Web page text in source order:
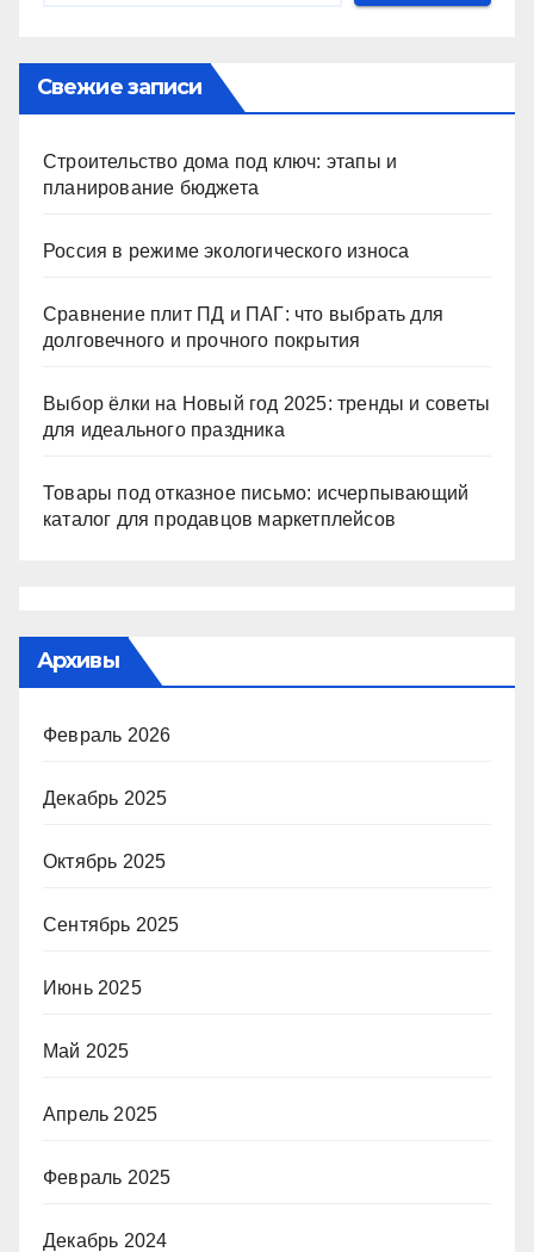
Свежие записи
Строительство дома под ключ: этапы и
планирование бюджета
Россия в режиме экологического износа
Сравнение плит ПД и ПАГ: что выбрать для
долговечного и прочного покрытия
Выбор ёлки на Новый год 2025: тренды и советы
для идеального праздника
Товары под отказное письмо: исчерпывающий
каталог для продавцов маркетплейсов
Архивы
Февраль 2026
Декабрь 2025
Октябрь 2025
Сентябрь 2025
Июнь 2025
Май 2025
Апрель 2025
Февраль 2025
Декабрь 2024